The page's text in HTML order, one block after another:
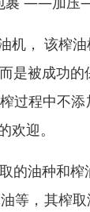
机， 该榨
是被成功
过程中不
欢迎。
的油种和
等，其榨